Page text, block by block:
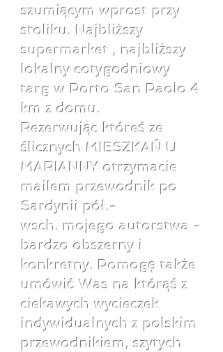
szumiącym wprost przy
stoliku. Najbliższy
supermarket , najbliższy
lokalny cotygodniowy
targ w Porto San Paolo 4
km z domu.
Rezerwując któreś ze
ślicznych MIESZKAŃ U
MARIANNY otrzymacie
mailem przewodnik po
Sardynii pół.-
wsch. mojego autorstwa -
bardzo obszerny i
konkretny. Pomogę także
umówić Was na którąś z
ciekawych wycieczek
indywidualnych z polskim
przewodnikiem, szytych